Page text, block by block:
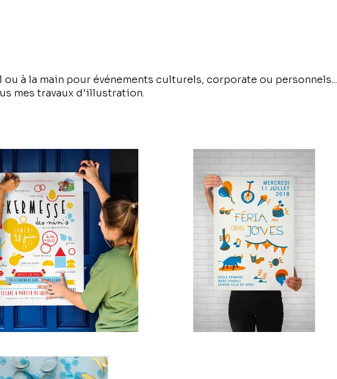
à la main pour événements culturels, corporate ou personnels...
mes travaux d'illustration.